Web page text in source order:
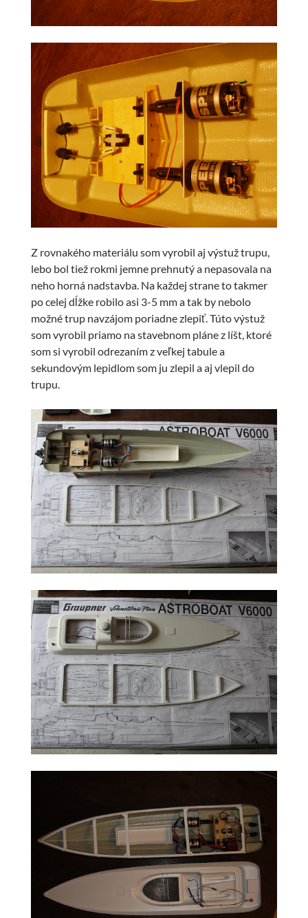
Z rovnakého materiálu som vyrobil aj výstuž trupu,
lebo bol tiež rokmi jemne prehnutý a nepasovala na
neho horná nadstavba. Na každej strane to takmer
po celej dĺžke robilo asi 3-5 mm a tak by nebolo
možné trup navzájom poriadne zlepiť. Túto výstuž
som vyrobil priamo na stavebnom pláne z líšt, ktoré
som si vyrobil odrezaním z veľkej tabule a
sekundovým lepidlom som ju zlepil a aj vlepil do
trupu.